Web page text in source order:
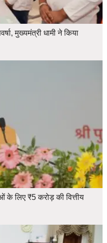
मुख्यमंत्री धामी ने किया
के लिए ₹5 करोड़ की वित्तीय